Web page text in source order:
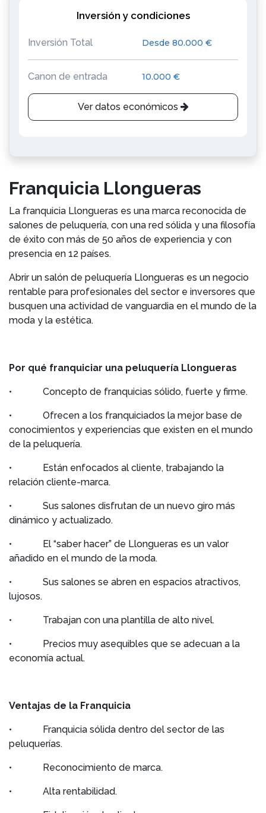
Inversión y condiciones
Inversión Total Desde 80.000 €
Canon de entrada 10.000 €
Ver datos económicos
Franquicia Llongueras
La franquicia Llongueras es una marca reconocida de
salones de peluquería, con una red sólida y una filosofía
de éxito con más de 50 años de experiencia y con
presencia en 12 países.
Abrir un salón de peluquería Llongueras es un negocio
rentable para profesionales del sector e inversores que
busquen una actividad de vanguardia en el mundo de la
moda y la estética.
Por qué franquiciar una peluquería Llongueras
• Concepto de franquicias sólido, fuerte y firme.
• Ofrecen a los franquiciados la mejor base de
conocimientos y experiencias que existen en el mundo
de la peluquería.
• Están enfocados al cliente, trabajando la
relación cliente-marca.
• Sus salones disfrutan de un nuevo giro más
dinámico y actualizado.
• El “saber hacer” de Llongueras es un valor
añadido en el mundo de la moda.
• Sus salones se abren en espacios atractivos,
lujosos.
• Trabajan con una plantilla de alto nivel.
• Precios muy asequibles que se adecuan a la
economía actual.
Ventajas de la Franquicia
• Franquicia sólida dentro del sector de las
peluquerías.
• Reconocimiento de marca.
• Alta rentabilidad.